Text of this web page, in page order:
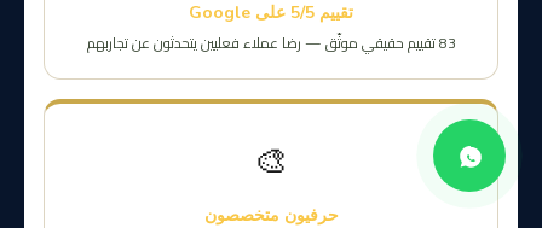
تقييم 5/5 على Google
83 تقييم حقيقي موثّق — رضا عملاء فعليين يتحدثون عن تجاربهم
🎨
حرفيون متخصصون